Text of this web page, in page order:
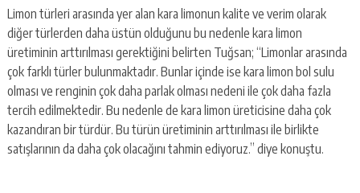
Limon türleri arasında yer alan kara limonun kalite ve verim olarak
diğer türlerden daha üstün olduğunu bu nedenle kara limon
üretiminin arttırılması gerektiğini belirten Tuğsan; “Limonlar arasında
çok farklı türler bulunmaktadır. Bunlar içinde ise kara limon bol sulu
olması ve renginin çok daha parlak olması nedeni ile çok daha fazla
tercih edilmektedir. Bu nedenle de kara limon üreticisine daha çok
kazandıran bir türdür. Bu türün üretiminin arttırılması ile birlikte
satışlarının da daha çok olacağını tahmin ediyoruz.” diye konuştu.